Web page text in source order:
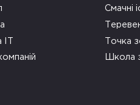
Смачні
Точка
Школа